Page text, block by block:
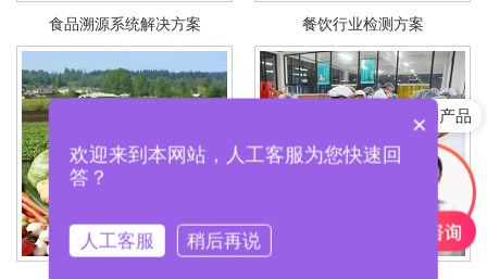
食品溯源系统解决方案 餐饮行业检测方案
快速咨询产品
产品含税包邮吗？
×
欢迎来到本网站，人工客服为您快速回
答？
人工客服 稍后再说